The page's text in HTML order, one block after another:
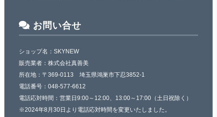
お問い合せ
ショップ名：SKYNEW
販売業者：株式会社真善美
所在地：〒369-0113 埼玉県鴻巣市下忍3852-1
電話番号：048-577-6612
電話応対時間：営業日9:00～12:00、13:00～17:00（土日祝除く）
※2024年8月30日より電話応対時間を変更いたしました。